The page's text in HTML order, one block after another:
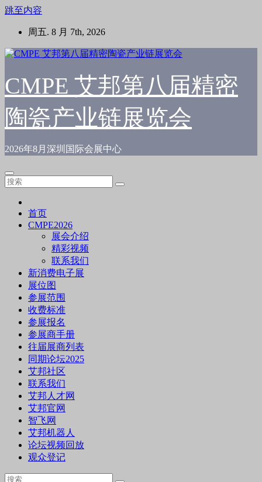
跳至内容
周五. 8 月 7th, 2026
CMPE 艾邦第八届精密
陶瓷产业链展览会
2026年8月深圳国际会展中心
首页
CMPE2026
展会介绍
精彩视频
联系我们
新消费电子展
展位图
参展范围
收费标准
参展报名
参展商手册
往届展商列表
同期论坛2025
艾邦社区
联系我们
艾邦人才网
艾邦官网
智飞网
艾邦机器人
论坛视频回放
观众登记